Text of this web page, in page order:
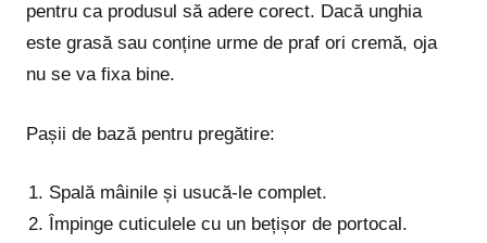
pentru ca produsul să adere corect. Dacă unghia
este grasă sau conține urme de praf ori cremă, oja
nu se va fixa bine.
Pașii de bază pentru pregătire:
Spală mâinile și usucă-le complet.
Împinge cuticulele cu un bețișor de portocal.